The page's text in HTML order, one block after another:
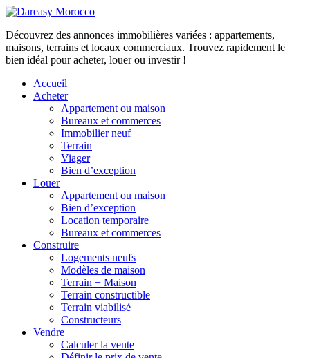
Découvrez des annonces immobilières variées : appartements,
maisons, terrains et locaux commerciaux. Trouvez rapidement le
bien idéal pour acheter, louer ou investir !
Accueil
Acheter
Appartement ou maison
Bureaux et commerces
Immobilier neuf
Terrain
Viager
Bien d’exception
Louer
Appartement ou maison
Bien d’exception
Location temporaire
Bureaux et commerces
Construire
Logements neufs
Modèles de maison
Terrain + Maison
Terrain constructible
Terrain viabilisé
Constructeurs
Vendre
Calculer la vente